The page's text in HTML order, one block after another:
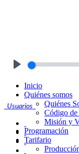
Usuarios
Inicio
Quiénes somos
Quiénes
Código
Misión y
Programación
Tarifario